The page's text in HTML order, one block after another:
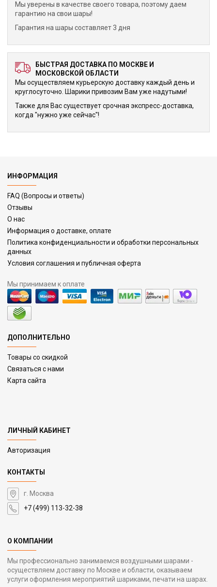
Мы уверены в качестве своего товара, поэтому даем
гарантию на свои шары!
Гарантия на шары составляет 3 дня
БЫСТРАЯ ДОСТАВКА ПО МОСКВЕ И
МОСКОВСКОЙ ОБЛАСТИ
Мы осуществляем курьерскую доставку каждый день и
круглосуточно. Шарики привозим Вам уже надутыми!
Также для Вас существует срочная экспресс-доставка,
когда "нужно уже сейчас"!
ИНФОРМАЦИЯ
FAQ (Вопросы и ответы)
Отзывы
О нас
Информация о доставке, оплате
Политика конфиденциальности и обработки персональных
данных
Условия соглашения и публичная оферта
Мы принимаем к оплате
ДОПОЛНИТЕЛЬНО
Товары со скидкой
Связаться с нами
Карта сайта
ЛИЧНЫЙ КАБИНЕТ
Авторизация
КОНТАКТЫ
г. Москва
+7 (499) 113-32-38
О КОМПАНИИ
Мы профессионально занимаемся воздушными шарами -
осуществляем доставку по Москве и области, оказываем
услуги оформления мероприятий шариками, печати на шарах.